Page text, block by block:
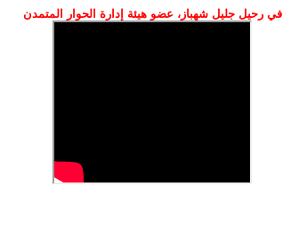
في رحيل جليل شهباز، عضو هيئة إدارة الحوار المتمدن